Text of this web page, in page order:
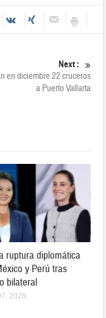
Next :
en diciembre 22 cruceros
a Puerto Vallarta
ruptura diplomática
y Perú tras
bilateral
2026